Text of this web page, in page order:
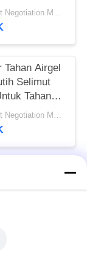
Price Accept Negotiation MOQ:Satu gulung
Tahan Airgel
Selimut
Tahan
Price Accept Negotiation MOQ:Satu gulung